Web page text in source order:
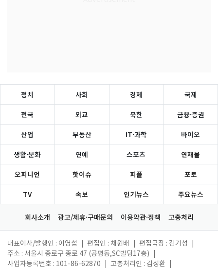
정치 사회 경제 국제
전국 외교 북한 금융·증권
산업 부동산 IT·과학 바이오
생활·문화 연예 스포츠 연재물
오피니언 핫이슈 피플 포토
TV 속보 인기뉴스 주요뉴스
회사소개 광고/제휴·구매문의 이용약관·정책 고충처리
대표이사/발행인 : 이영섭 편집인 : 채원배 편집국장 : 김기성
주소 : 서울시 종로구 종로 47 (공평동,SC빌딩17층)
사업자등록번호 : 101-86-62870
고충처리인 : 김성환